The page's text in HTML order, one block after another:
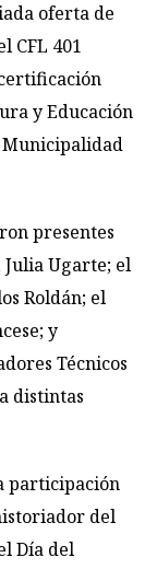
oferta de
CFL 401
y Educación
presentes
Ugarte; el
Roldán; el
y
Técnicos
distintas
participación
del
Día del